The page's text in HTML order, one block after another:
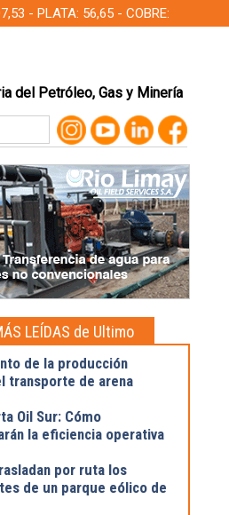
- PLATA: 56,65 - COBRE:
del Petróleo, Gas y Minería
LEÍDAS de Ultimo
de la producción
transporte de arena
Oil Sur: Cómo
la eficiencia operativa
por ruta los
de un parque eólico de